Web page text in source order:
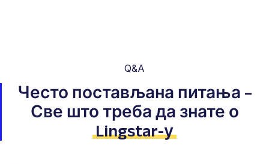
Q&A
Често постављана питања –
Све што треба да знате о
Lingstar-у